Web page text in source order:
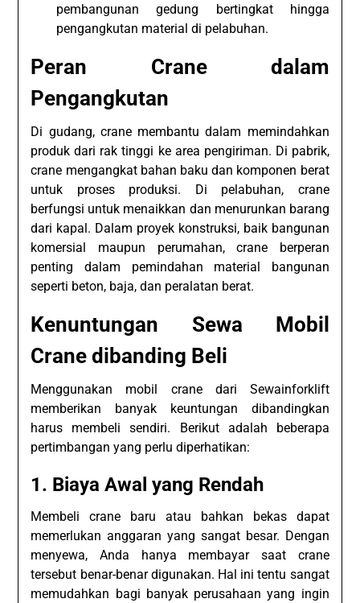
pembangunan gedung bertingkat hingga
pengangkutan material di pelabuhan.
Peran Crane dalam
Pengangkutan
Di gudang, crane membantu dalam memindahkan
produk dari rak tinggi ke area pengiriman. Di pabrik,
crane mengangkat bahan baku dan komponen berat
untuk proses produksi. Di pelabuhan, crane
berfungsi untuk menaikkan dan menurunkan barang
dari kapal. Dalam proyek konstruksi, baik bangunan
komersial maupun perumahan, crane berperan
penting dalam pemindahan material bangunan
seperti beton, baja, dan peralatan berat.
Kenuntungan Sewa Mobil
Crane dibanding Beli
Menggunakan mobil crane dari Sewainforklift
memberikan banyak keuntungan dibandingkan
harus membeli sendiri. Berikut adalah beberapa
pertimbangan yang perlu diperhatikan:
1. Biaya Awal yang Rendah
Membeli crane baru atau bahkan bekas dapat
memerlukan anggaran yang sangat besar. Dengan
menyewa, Anda hanya membayar saat crane
tersebut benar-benar digunakan. Hal ini tentu sangat
memudahkan bagi banyak perusahaan yang ingin